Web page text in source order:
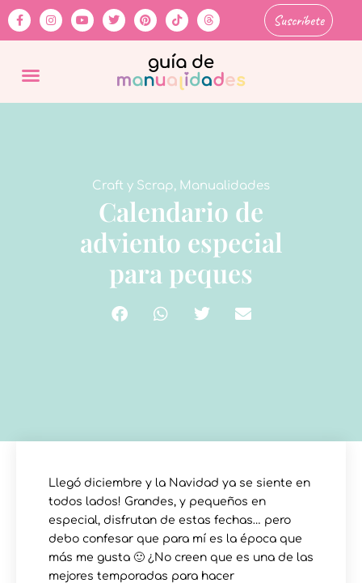
Suscríbete
Craft y Scrap, Manualidades
Calendario de
adviento especial
para peques
Llegó diciembre y la Navidad ya se siente en
todos lados! Grandes, y pequeños en
especial, disfrutan de estas fechas… pero
debo confesar que para mí es la época que
más me gusta 🙂 ¿No creen que es una de las
mejores temporadas para hacer